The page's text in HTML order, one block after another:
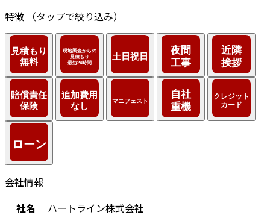
特徴
（タップで絞り込み）
会社情報
社名
ハートライン株式会社